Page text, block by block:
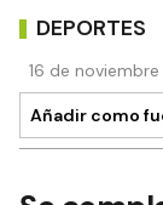
DEPORTES
16 de
Añadir como